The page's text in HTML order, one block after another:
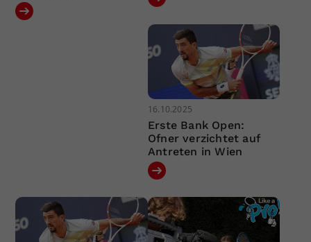
16.10.2025
Erste Bank Open:
Ofner verzichtet auf
Antreten in Wien